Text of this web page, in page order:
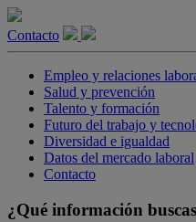
Contacto
Empleo y relaciones
Salud y prevención
Talento y formación
Futuro del trabajo y
Diversidad e igualdad
Datos del mercado laboral
Contacto
¿Qué información